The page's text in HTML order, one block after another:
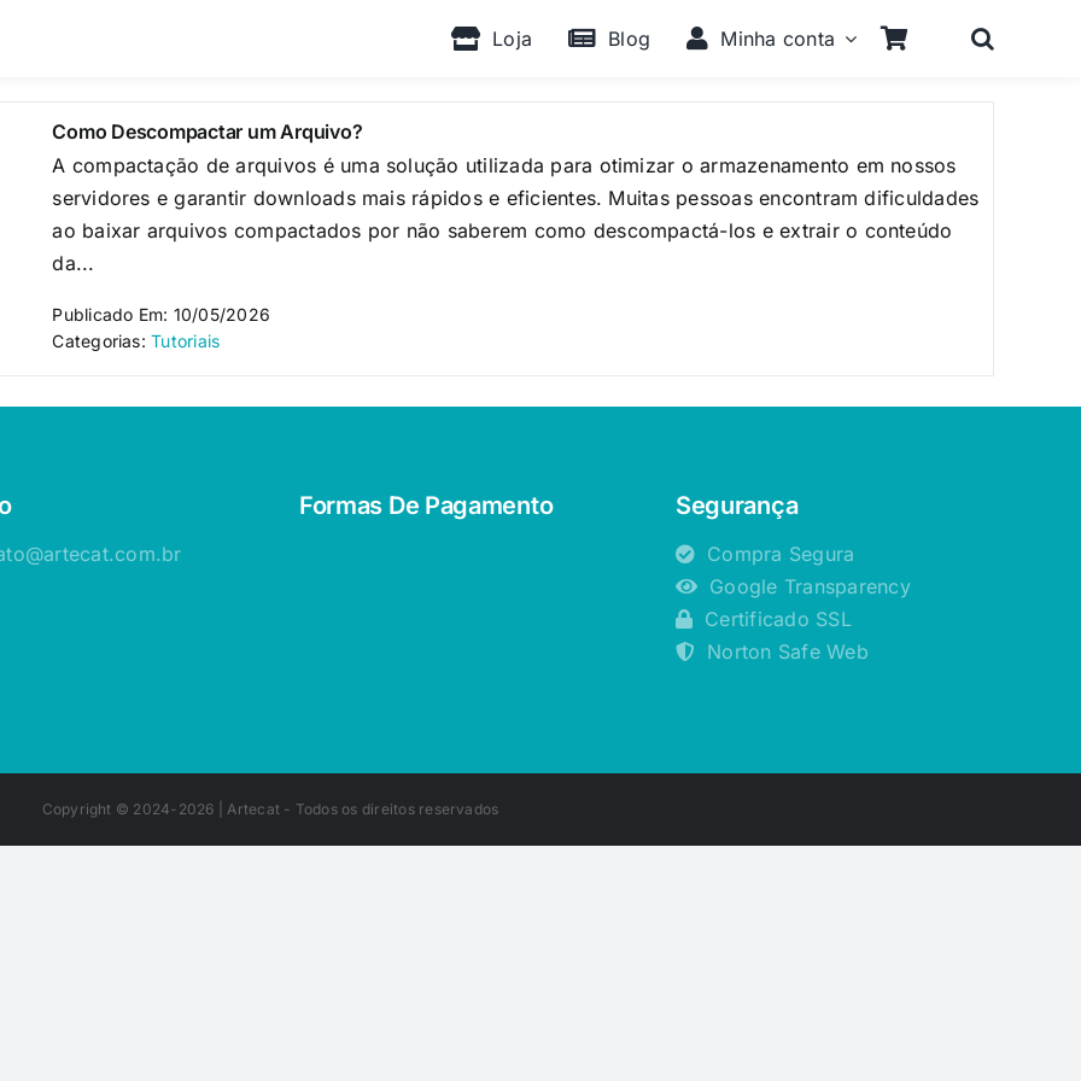
Loja Blog Minha conta
Como Descompactar um Arquivo?
A compactação de arquivos é uma solução utilizada para otimizar o armazenamento em nossos
servidores e garantir downloads mais rápidos e eficientes. Muitas pessoas encontram dificuldades
ao baixar arquivos compactados por não saberem como descompactá-los e extrair o conteúdo
da...
Publicado Em: 10/05/2026
Categorias:Tutoriais
Formas De Pagamento Segurança
Compra Segura
Google Transparency
Certificado SSL
Norton Safe Web
Copyright © 2024-2026 |Artecat - Todos os direitos reservados